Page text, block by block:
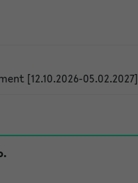
[12.10.2026-05.02.2027]